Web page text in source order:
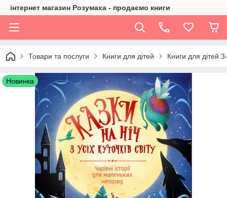
інтернет магазин Розумаха - продаємо книги
Товари та послуги Книги для дітей Книги для дітей
Новинка